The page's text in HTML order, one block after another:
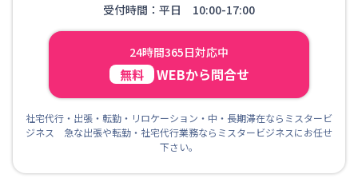
受付時間：平日 10:00-17:00
24時間365日対応中
無料 WEBから問合せ
社宅代行・出張・転勤・リロケーション・中・長期滞在ならミスタービ
ジネス 急な出張や転勤・社宅代行業務ならミスタービジネスにお任せ
下さい。